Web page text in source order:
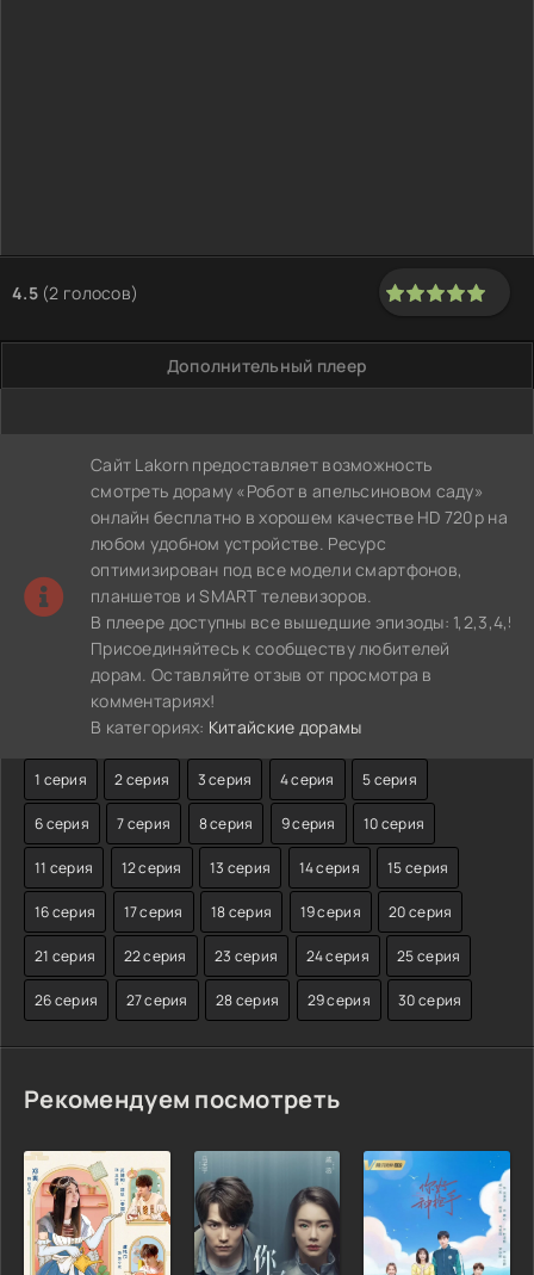
4.5(2 голосов)
Дополнительный плеер
Сайт Lakorn предоставляет возможность
смотреть дораму «Робот в апельсиновом саду»
онлайн бесплатно в хорошем качестве HD 720p на
любом удобном устройстве. Ресурс
оптимизирован под все модели смартфонов,
планшетов и SMART телевизоров.
В плеере доступны все вышедшие эпизоды:
Присоединяйтесь к сообществу любителей
дорам. Оставляйте отзыв от просмотра в
комментариях!
В категориях: Китайские дорамы
1 серия 2 серия 3 серия 4 серия 5 серия
6 серия 7 серия 8 серия 9 серия 10 серия
11 серия 12 серия 13 серия 14 серия 15 серия
16 серия 17 серия 18 серия 19 серия 20 серия
21 серия 22 серия 23 серия 24 серия 25 серия
26 серия 27 серия 28 серия 29 серия 30 серия
Рекомендуем посмотреть